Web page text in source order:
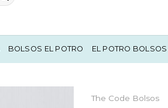
BOLSOS EL POTRO EL POTRO BOLSOS
The Code Bolsos